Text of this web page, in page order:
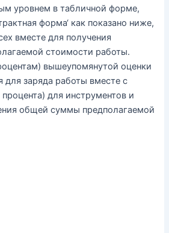
уровнем в табличной форме,
форма‘ как показано ниже,
вместе для получения
стоимости работы.
) вышеупомянутой оценки
для заряда работы вместе с
процента)для инструментов и
общей суммы предполагаемой